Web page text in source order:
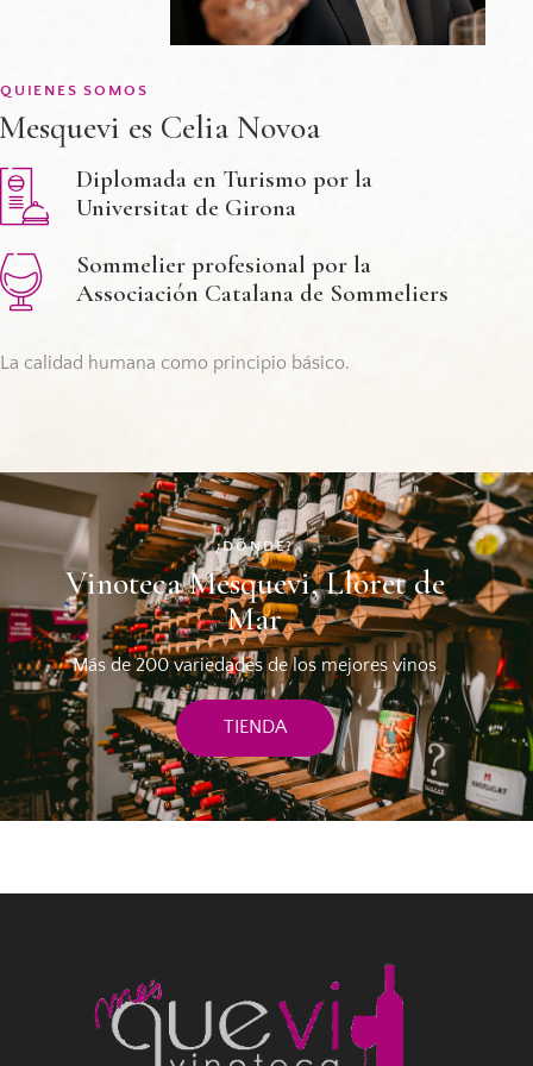
QUIENES SOMOS
Mesquevi es Celia Novoa
Diplomada en Turismo por la
Universitat de Girona
Sommelier profesional por la
Associación Catalana de Sommeliers
La calidad humana como principio básico.
¿DÓNDE?
Vinoteca Mesquevi, Lloret de
Mar
Más de 200 variedades de los mejores vinos
TIENDA